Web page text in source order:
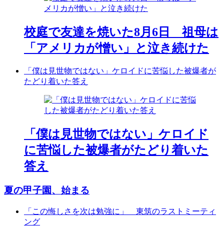
校庭で友達を焼いた8月6日 祖母は
「アメリカが憎い」と泣き続けた
「僕は見世物ではない」ケロイドに苦悩した被爆者が
たどり着いた答え
「僕は見世物ではない」ケロイド
に苦悩した被爆者がたどり着いた
答え
夏の甲子園、始まる
「この悔しさを次は勉強に」 東筑のラストミーティ
ング